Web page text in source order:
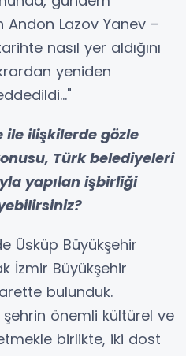
Lazov Yanev –
nasıl yer aldığını
yeniden
ile ilişkilerde gözle
Türk belediyeleri
yapılan işbirliği
Üsküp Büyükşehir
İzmir Büyükşehir
bulunduk.
önemli kültürel ve
birlikte, iki dost